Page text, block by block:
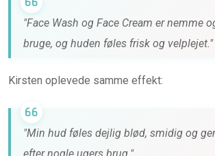
"Face Wash og Face Cream er nemme
bruge, og huden føles frisk og
Kirsten oplevede samme effekt:
"Min hud føles dejlig blød, smidig og